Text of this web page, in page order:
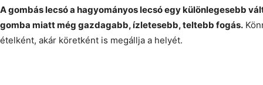
A gombás lecsó a hagyományos lecsó egy különlegesebb
gomba miatt még gazdagabb, ízletesebb, teltebb fogás.
ételként, akár köretként is megállja a helyét.